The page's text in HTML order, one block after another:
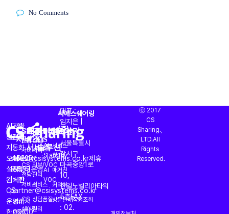
No Comments
AI
상담과
자동화
오퍼레이션
설계부터
완벽한
CS
운영까지
한번에
도입
문의
|
sales@csisystems.co.kr제휴
문의
|
partner@csisystems.co.kr
전화
문의
|
1522-
5539운영
시간
|
am
09:00
CS대행
서비스
CS
토탈
서비스
CS
전담
서비스
CS
쉐어링
프리미엄
(CX)
서비스
운영
진단
서비스
리뷰/VOC
관리
서비스
상담품질
관리
AI
CS
솔루션
OASIS
AI
StandBy
AI
VOC
바로가기
회사소개
서비스
찾기
매거진
커리어
방문판매직원조회
씨에스쉐어링
(주)
대표 :
임지은 |
주소 :
서울특별시
강서구
마곡중앙1로
10,
한일노벨리아타워
5층FAX
: 02.
ⓒ 2017
CS
Sharing.,
LTD.All
Rights
Reserved.